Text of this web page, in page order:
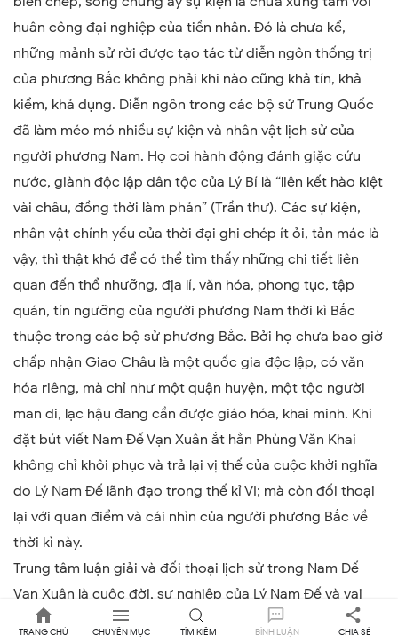
huân công đại nghiệp của tiền nhân. Đó là chưa kể,
những mảnh sử rời được tạo tác từ diễn ngôn thống trị
của phương Bắc không phải khi nào cũng khả tín, khả
kiểm, khả dụng. Diễn ngôn trong các bộ sử Trung Quốc
đã làm méo mó nhiều sự kiện và nhân vật lịch sử của
người phương Nam. Họ coi hành động đánh giặc cứu
nước, giành độc lập dân tộc của Lý Bí là “liên kết hào kiệt
vài châu, đồng thời làm phản” (Trần thư). Các sự kiện,
nhân vật chính yếu của thời đại ghi chép ít ỏi, tản mác là
vậy, thì thật khó để có thể tìm thấy những chi tiết liên
quan đến thổ nhưỡng, địa lí, văn hóa, phong tục, tập
quán, tín ngưỡng của người phương Nam thời kì Bắc
thuộc trong các bộ sử phương Bắc. Bởi họ chưa bao giờ
chấp nhận Giao Châu là một quốc gia độc lập, có văn
hóa riêng, mà chỉ như một quận huyện, một tộc người
man di, lạc hậu đang cần được giáo hóa, khai minh. Khi
đặt bút viết Nam Đế Vạn Xuân ắt hẳn Phùng Văn Khai
không chỉ khôi phục và trả lại vị thế của cuộc khởi nghĩa
do Lý Nam Đế lãnh đạo trong thế kỉ VI; mà còn đối thoại
lại với quan điểm và cái nhìn của người phương Bắc về
thời kì này.
Trung tâm luận giải và đối thoại lịch sử trong Nam Đế
Vạn Xuân là cuộc đời, sự nghiệp của Lý Nam Đế và vai
trò của Phật giáo thể hiện qua sư phụ Từ Học Lương. Với
TRANG CHỦ CHUYÊN MỤC TÌM KIẾM BÌNH LUẬN CHIA SẺ